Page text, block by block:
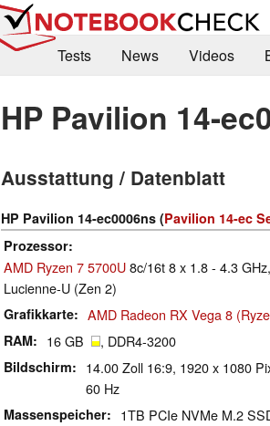
Tests
News Videos
HP Pavilion 14-
Ausstattung / Datenblatt
HP Pavilion 14-ec0006ns (Pavilion 14-ec
Prozessor
AMD Ryzen 7 5700U8c/16t 8 x 1.8 - 4.3 GHz,
Lucienne-U (Zen 2)
Grafikkarte AMD Radeon RX Vega 8
RAM 16 GB , DDR4-3200
Bildschirm
14.00 Zoll 16:9, 1920 x 1080
60 Hz
Massenspeicher 1TB PCIe NVMe M.2